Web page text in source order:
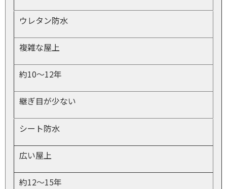
ウレタン防水
複雑な屋上
約10〜12年
継ぎ目が少ない
シート防水
広い屋上
約12〜15年